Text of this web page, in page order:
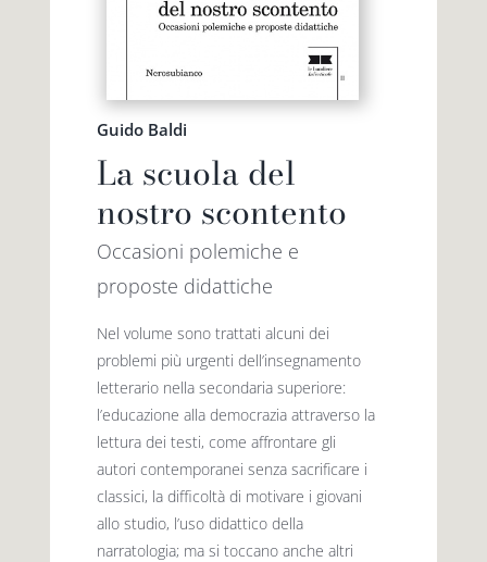
Guido Baldi
La scuola del
nostro scontento
Occasioni polemiche e
proposte didattiche
Nel volume sono trattati alcuni dei
problemi più urgenti dell’insegnamento
letterario nella secondaria superiore:
l’educazione alla democrazia attraverso la
lettura dei testi, come affrontare gli
autori contemporanei senza sacrificare i
classici, la difficoltà di motivare i giovani
allo studio, l’uso didattico della
narratologia; ma si toccano anche altri